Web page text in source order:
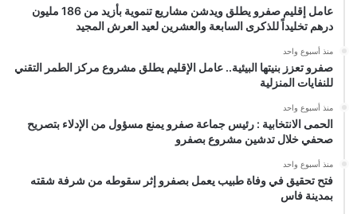
عامل إقليم صفرو يطلق ويدشن مشاريع تنموية بأزيد من 186 مليون
درهم تخليداً للذكرى السابعة والعشرين لعيد العرش المجيد
منذ أسبوع واحد
صفرو تعزز بنيتها البيئية.. عامل الإقليم يطلق مشروع مركز الطمر التقني
للنفايات المنزلية
منذ أسبوع واحد
الحمى الانتخابية : رئيس جماعة صفرو يمنع مسؤول من الإدلاء بتصريح
صحفي خلال تدشين مشروع بصفرو
منذ أسبوع واحد
فتح تحقيق في وفاة طبيب يعمل بصفرو إثر سقوطه من شرفة شقته
بمدينة فاس